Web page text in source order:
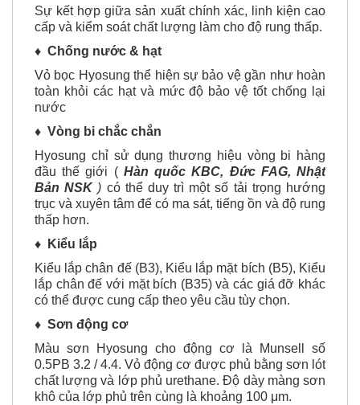
Sự kết hợp giữa sản xuất chính xác, linh kiện cao
cấp và kiểm soát chất lượng làm cho độ rung thấp.
♦ Chống nước & hạt
Vỏ bọc Hyosung thể hiện sự bảo vệ gần như hoàn
toàn khỏi các hạt và mức độ bảo vệ tốt chống lại
nước
♦ Vòng bi chắc chắn
Hyosung chỉ sử dụng thương hiệu vòng bi hàng
đầu thế giới ( Hàn quốc KBC, Đức FAG, Nhật
Bản NSK) có thể duy trì một số tải trọng hướng
trục và xuyên tâm để có ma sát, tiếng ồn và độ rung
thấp hơn.
♦
Kiểu lắp
Kiểu lắp chân đế (B3), Kiểu lắp mặt bích (B5), Kiểu
lắp chân đế với mặt bích (B35) và các giá đỡ khác
có thể được cung cấp theo yêu cầu tùy chọn.
♦ Sơn động cơ
Màu sơn Hyosung cho động cơ là Munsell số
0.5PB 3.2 / 4.4. Vỏ động cơ được phủ bằng sơn lót
chất lượng và lớp phủ urethane. Độ dày màng sơn
khô của lớp phủ trên cùng là khoảng 100 μm.